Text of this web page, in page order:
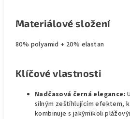
Materiálové složení
80% polyamid + 20% elastan
Klíčové vlastnosti
Nadčasová černá elegance:
silným zeštíhlujícím efektem,
kombinuje s jakýmikoli